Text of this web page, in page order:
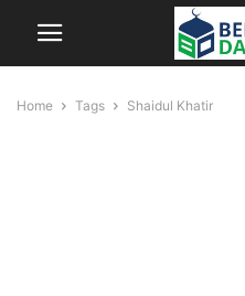
Home Tags Shaidul Khatir